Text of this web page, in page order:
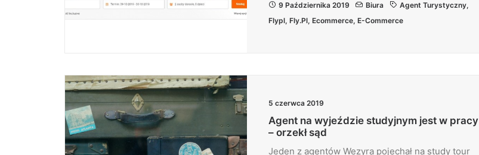
9 Października 2019 Biura Agent Turystyczny,
Flypl, Fly.pl, Ecommerce, E-Commerce
5 czerwca 2019
Agent na wyjeździe studyjnym jest w pracy
– orzekł sąd
Jeden z agentów Wezyra pojechał na study tour